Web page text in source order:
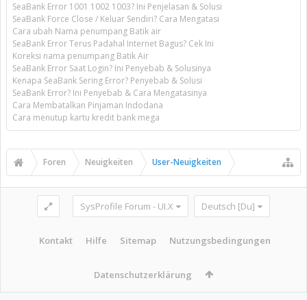
SeaBank Error 1001 1002 1003? Ini Penjelasan & Solusi
SeaBank Force Close / Keluar Sendiri? Cara Mengatasi
Cara ubah Nama penumpang Batik air
SeaBank Error Terus Padahal Internet Bagus? Cek Ini
Koreksi nama penumpang Batik Air
SeaBank Error Saat Login? Ini Penyebab & Solusinya
Kenapa SeaBank Sering Error? Penyebab & Solusi
SeaBank Error? Ini Penyebab & Cara Mengatasinya
Cara Membatalkan Pinjaman Indodana
Cara menutup kartu kredit bank mega
Foren Neuigkeiten User-Neuigkeiten
SysProfile Forum - UI.X Deutsch [Du]
Kontakt Hilfe Sitemap Nutzungsbedingungen
Datenschutzerklärung